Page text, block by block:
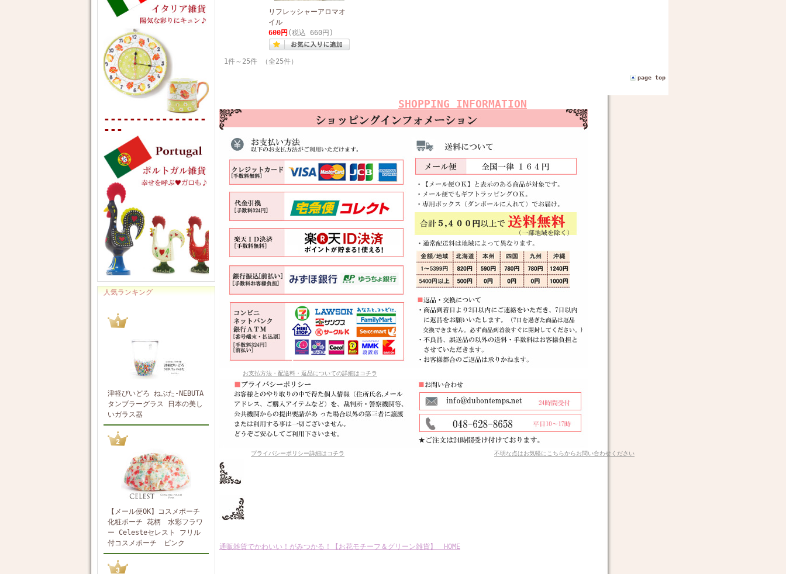
----------------
---
人気ランキング
津軽びいどろ ねぶた-NEBUTA
タンブラーグラス 日本の美し
いガラス器
【メール便OK】コスメポーチ
化粧ポーチ 花柄 水彩フラワ
ー Celesteセレスト フリル
付コスメポーチ ピンク
リフレッシャーアロマオ
イル
600円 (税込 660円)
1件～25件 （全25件）
page top
SHOPPING INFORMATION
お支払方法・配送料・返品についての詳細はコチラ
プライバシーポリシー詳細はコチラ 不明な点はお気軽にこちらからお問い合わせください
通販雑貨でかわいい！がみつかる！【お花モチーフ＆グリーン雑貨】 HOME